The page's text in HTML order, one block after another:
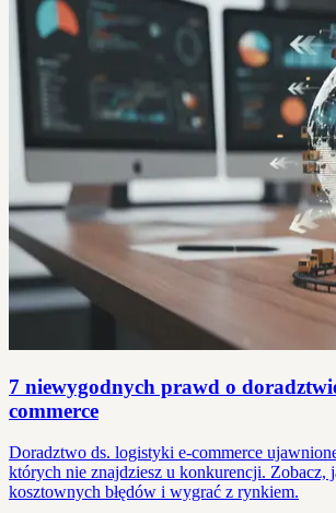
7 niewygodnych prawd o
commerce
Doradztwo ds. logistyki e-commerce
których nie znajdziesz u konkurencji. Zobacz,
kosztownych błędów i wygrać z rynkiem.